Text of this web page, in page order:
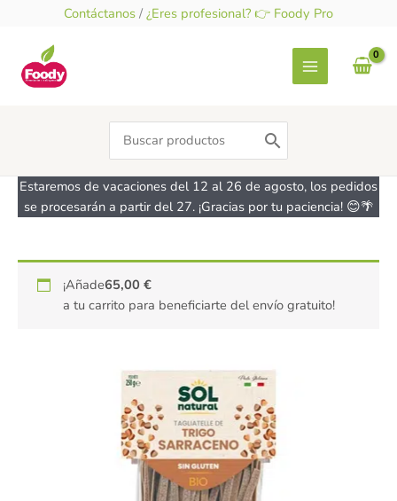
contenido
Contáctanos / ¿Eres profesional? 👉 Foody Pro
Search
for:
Estaremos de vacaciones del 12 al 26 de agosto, los pedidos
se procesarán a partir del 27. ¡Gracias por tu paciencia! 😊🌴
¡Añade65,00€
a tu carrito para beneficiarte del envío gratuito!
Tagliatelle
de